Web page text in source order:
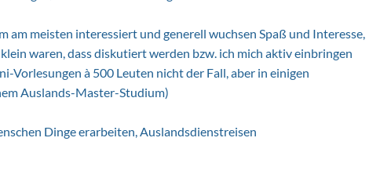
am meisten interessiert und generell wuchsen Spaß und Interesse,
waren, dass diskutiert werden bzw. ich mich aktiv einbringen
Vorlesungen à 500 Leuten nicht der Fall, aber in einigen
Auslands-Master-Studium)
Dinge erarbeiten, Auslandsdienstreisen